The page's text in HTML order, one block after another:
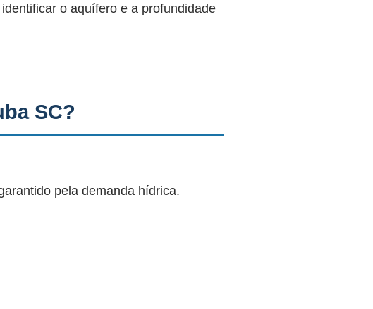
o aquífero e a profundidade
SC?
pela demanda hídrica.